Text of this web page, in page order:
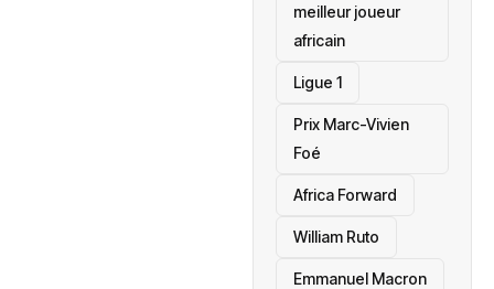
meilleur joueur
africain
Ligue 1
Prix Marc-Vivien
Foé
‎Africa Forward
William Ruto
Emmanuel Macron